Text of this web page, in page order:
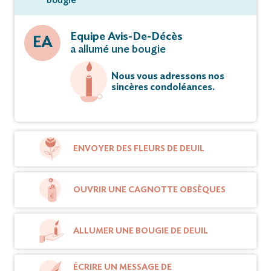
EA
Equipe Avis-De-Décès
a allumé une bougie
Nous vous adressons nos
sincères condoléances.
ENVOYER DES FLEURS DE DEUIL
OUVRIR UNE CAGNOTTE OBSÈQUES
ALLUMER UNE BOUGIE DE DEUIL
ÉCRIRE UN MESSAGE DE